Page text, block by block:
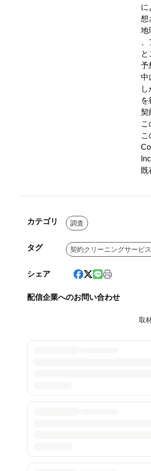
に
想
地
と
予
中
を
契
こ
こ
既
カテゴリ 調査
タグ 契約クリーニングサービ
シェア
配信企業へのお問い合わせ
取